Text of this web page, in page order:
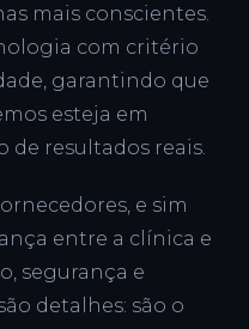
mais conscientes.
com critério
garantindo que
esteja em
de resultados reais.
e sim
entre a clínica e
segurança e
detalhes: são o